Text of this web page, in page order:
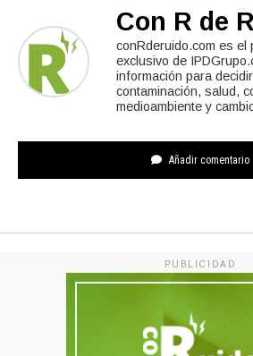
Con R de
conRderuido.com es el
exclusivo de
información para
contaminación, salud,
medioambiente y
Añadir comentario
PUBLICIDAD